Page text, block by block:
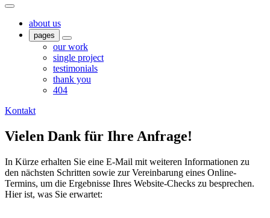
about us
pages
our work
single project
testimonials
thank you
404
Kontakt
Vielen Dank für Ihre Anfrage!
In Kürze erhalten Sie eine E-Mail mit weiteren Informationen zu
den nächsten Schritten sowie zur Vereinbarung eines Online-
Termins, um die Ergebnisse Ihres Website-Checks zu besprechen.
Hier ist, was Sie erwartet: